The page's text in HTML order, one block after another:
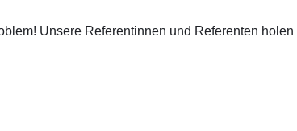
Unsere Referentinnen und Referenten